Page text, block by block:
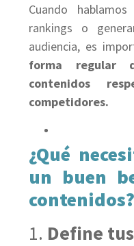
Cuando
rankings o
audiencia, es
forma regular
contenidos
competidores.
¿Qué
un buen
contenidos?
1. Define